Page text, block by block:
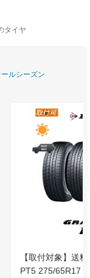
タイヤ
ールシーズン
【取付対象】送
PT5 275/65R17